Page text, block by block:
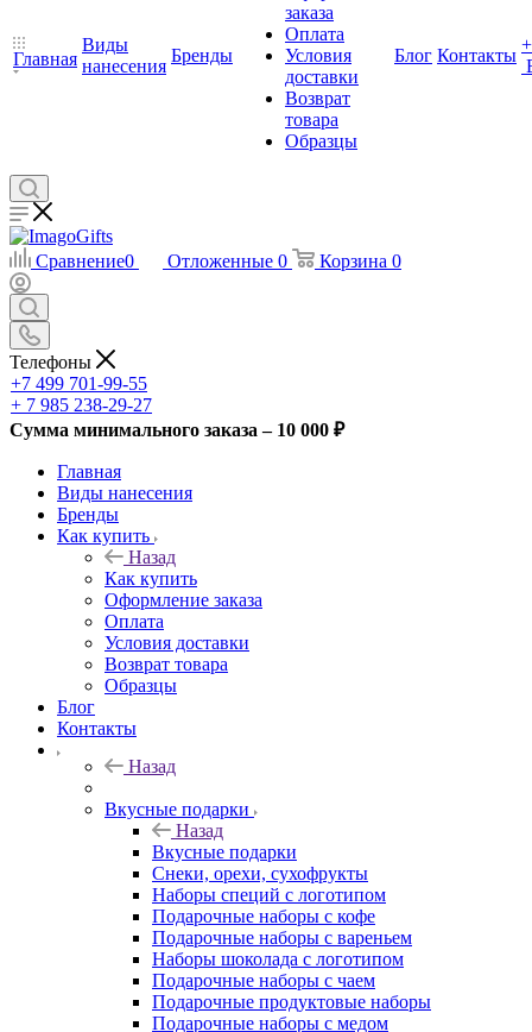
Главная
Виды
нанесения
Бренды
заказа
Оплата
Условия
доставки
Возврат
товара
Образцы
Блог Контакты
+
Сравнение0 Отложенные 0 Корзина 0
Телефоны
+7 499 701-99-55
+ 7 985 238-29-27
Сумма минимального заказа – 10 000 ₽
Главная
Виды нанесения
Бренды
Как купить
Назад
Как купить
Оформление заказа
Оплата
Условия доставки
Возврат товара
Образцы
Блог
Контакты
Назад
Вкусные подарки
Назад
Вкусные подарки
Снеки, орехи, сухофрукты
Наборы специй с логотипом
Подарочные наборы с кофе
Подарочные наборы с вареньем
Наборы шоколада с логотипом
Подарочные наборы с чаем
Подарочные продуктовые наборы
Подарочные наборы с медом